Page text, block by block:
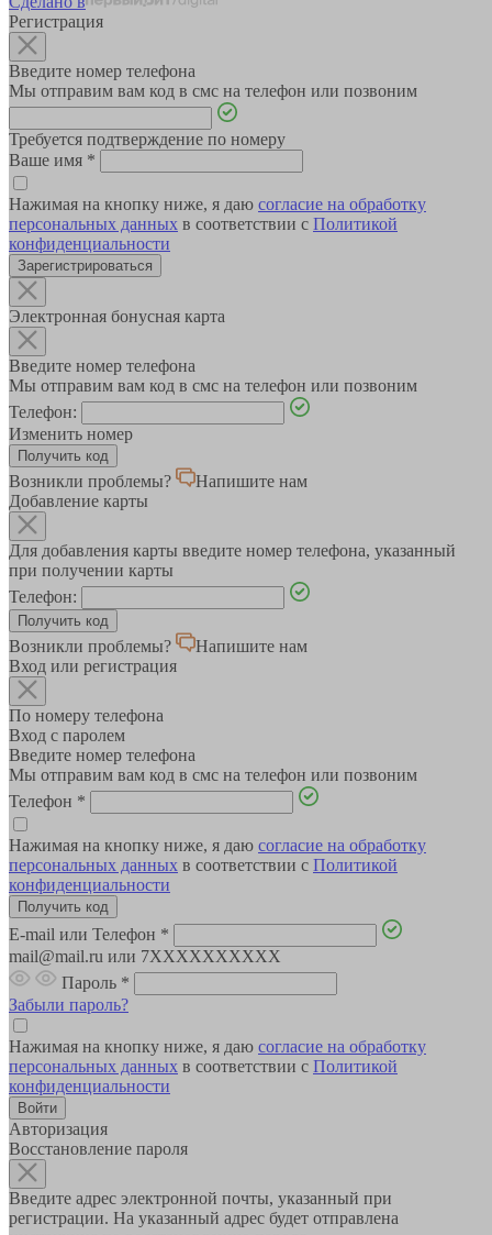
Регистрация
Введите номер телефона
Мы отправим вам код в смс на телефон или позвоним
Требуется подтверждение по номеру
Ваше имя *
Нажимая на кнопку ниже, я даю согласие на обработку
персональных данных в соответствии с Политикой
конфиденциальности
Зарегистрироваться
Электронная бонусная карта
Введите номер телефона
Мы отправим вам код в смс на телефон или позвоним
Телефон:
Изменить номер
Возникли проблемы?
Напишите нам
Добавление карты
Для добавления карты введите номер телефона, указанный
при получении карты
Телефон:
Возникли проблемы?
Напишите нам
Вход или регистрация
По номеру телефона
Вход с паролем
Введите номер телефона
Мы отправим вам код в смс на телефон или позвоним
Телефон *
Нажимая на кнопку ниже, я даю согласие на обработку
персональных данных в соответствии с Политикой
конфиденциальности
E-mail или Телефон *
mail@mail.ru или 7XXXXXXXXXX
Пароль *
Забыли пароль?
Нажимая на кнопку ниже, я даю согласие на обработку
персональных данных в соответствии с Политикой
конфиденциальности
Авторизация
Восстановление пароля
Введите адрес электронной почты, указанный при
регистрации. На указанный адрес будет отправлена